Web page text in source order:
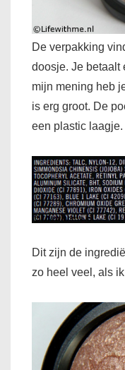
De verpakking
doosje. Je betaalt
mijn mening heb
is erg groot. De
een plastic laagje.
Dit zijn de
zo heel veel, als